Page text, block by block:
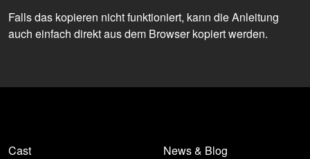
Falls das kopieren nicht funktioniert, kann die Anleitung
auch einfach direkt aus dem Browser kopiert werden.
Cast
News & Blog